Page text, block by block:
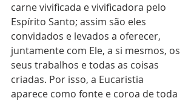
carne vivificada e vivificadora pelo
Espírito Santo; assim são eles
convidados e levados a oferecer,
juntamente com Ele, a si mesmos, os
seus trabalhos e todas as coisas
criadas. Por isso, a Eucaristia
aparece como fonte e coroa de toda